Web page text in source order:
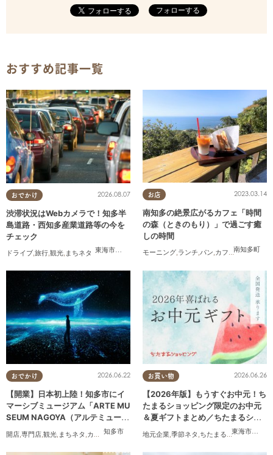
フォローする
おすすめ記事一覧
おでかけ
東海市大府市 知多市,東浦町, 常滑市 ,南知多町
2026.08.07
渋滞状況はWebカメラで！知多半
島道路・西知多産業道路等の今を
チェック
ドライブ,旅行,観光, まちネタ
お店
南知多町
2023.03.14
南知多の絶景広がるカフェ「時間
の森（ときのもり）」で過ごす癒
しの時間
モーニング,ランチ,パン,カフェ ,テイクアウ
おでかけ
知多市
2026.06.22
【開業】日本初上陸！知多市にイ
マーシブミュージアム「ARTE MU
SEUM NAGOYA（アルテミュージ
アムナゴヤ）」が2026年11月下旬
にオープン
開店,専門店,観光, まちネタ ,カップル ,友人
お買い物
東海市大府
2026.06.26
【2026年版】もうすぐお中元！ち
たまるショッピング限定のお中元
＆夏ギフトまとめ／ちたまるショ
ッピング
地元企業,季節ネタ ,ちたまるショッピング